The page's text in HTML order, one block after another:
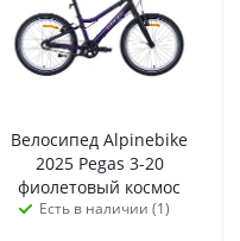
Велосипед Alpinebike
2025 Pegas 3-20
фиолетовый космос
Есть в наличии (1)